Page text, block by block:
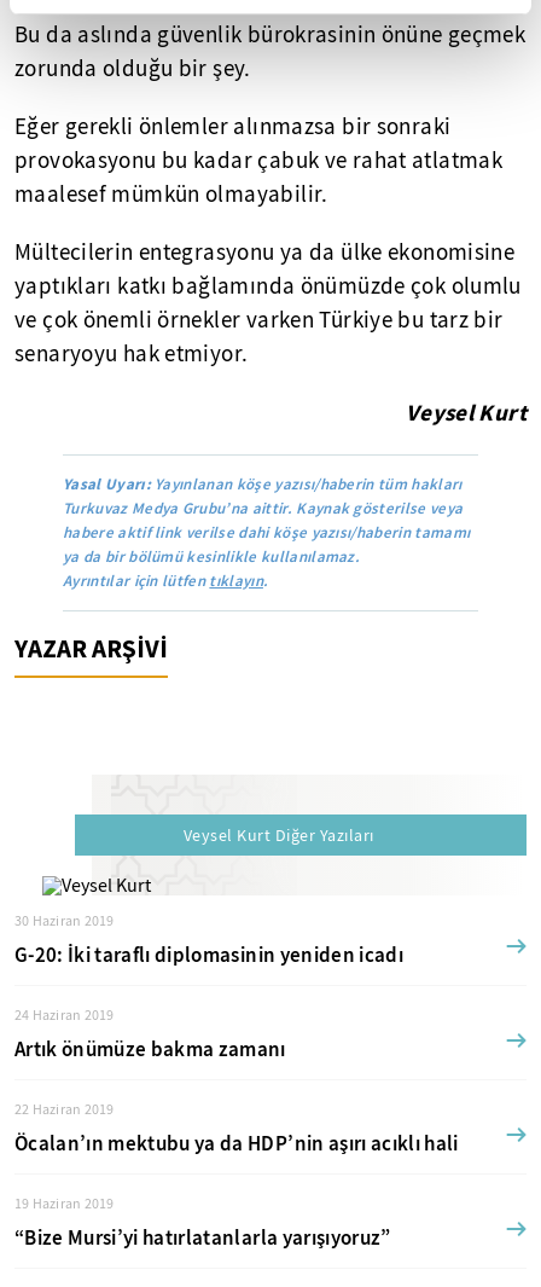
Bu da aslında güvenlik bürokrasinin önüne geçmek
zorunda olduğu bir şey.
Eğer gerekli önlemler alınmazsa bir sonraki
provokasyonu bu kadar çabuk ve rahat atlatmak
maalesef mümkün olmayabilir.
Mültecilerin entegrasyonu ya da ülke ekonomisine
yaptıkları katkı bağlamında önümüzde çok olumlu
ve çok önemli örnekler varken Türkiye bu tarz bir
senaryoyu hak etmiyor.
Veysel Kurt
Yasal Uyarı: Yayınlanan köşe yazısı/haberin tüm hakları
Turkuvaz Medya Grubu’na aittir. Kaynak gösterilse veya
habere aktif link verilse dahi köşe yazısı/haberin tamamı
ya da bir bölümü kesinlikle kullanılamaz.
Ayrıntılar için lütfentıklayın.
YAZAR ARŞİVİ
Veysel Kurt Diğer Yazıları
30 Haziran 2019
G-20: İki taraflı diplomasinin yeniden icadı
24 Haziran 2019
Artık önümüze bakma zamanı
22 Haziran 2019
Öcalan’ın mektubu ya da HDP’nin aşırı acıklı hali
19 Haziran 2019
“Bize Mursi’yi hatırlatanlarla yarışıyoruz”